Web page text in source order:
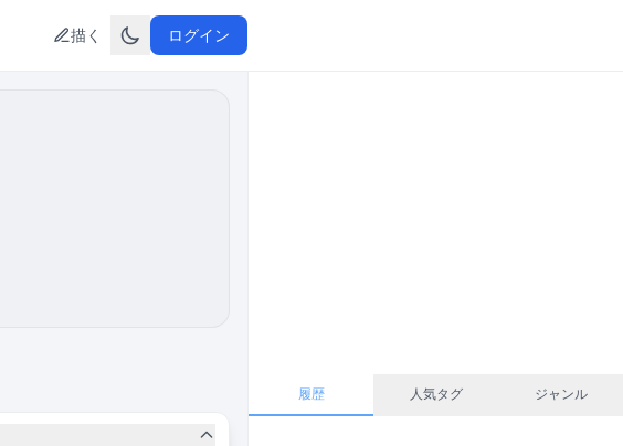
描く ログイン
履歴 人気タグ ジャンル